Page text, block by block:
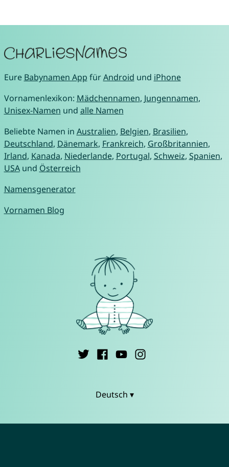
Eure Babynamen App fürAndroid und iPhone
Vornamenlexikon: Mädchennamen, Jungennamen,
Unisex-Namen und alle Namen
Beliebte Namen in Australien, Belgien, Brasilien,
Deutschland, Dänemark, Frankreich, Großbritannien,
Irland, Kanada, Niederlande, Portugal, Schweiz, Spanien,
USAund Österreich
Namensgenerator
Vornamen Blog
Deutsch ▾